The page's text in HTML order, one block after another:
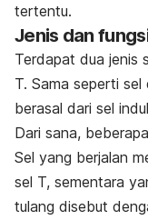
tertentu.
Jenis dan
Terdapat dua jenis
T. Sama seperti sel
berasal dari sel
Dari sana,
Sel yang berjalan
sel T, sementara
tulang disebut